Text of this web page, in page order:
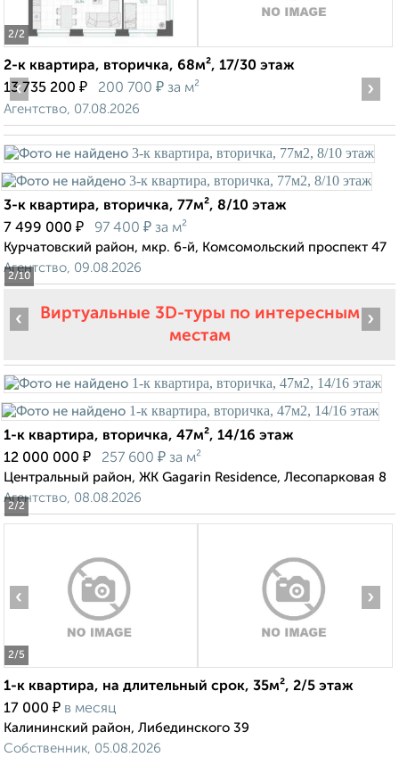
2/2
2-к квартира, вторичка, 68м², 17/30 этаж
13 735 200 ₽ 200 700 ₽ за м²
Агентство, 07.08.2026
2/10
‹ ›
3-к квартира, вторичка, 77м², 8/10 этаж
7 499 000 ₽ 97 400 ₽ за м²
Курчатовский район, мкр. 6-й, Комсомольский проспект 47
Агентство, 09.08.2026
Виртуальные 3D-туры по интересным
местам
2/2
‹ ›
1-к квартира, вторичка, 47м², 14/16 этаж
12 000 000 ₽ 257 600 ₽ за м²
Центральный район, ЖК Gagarin Residence, Лесопарковая 8
Агентство, 08.08.2026
2/5
‹ ›
1-к квартира, на длительный срок, 35м², 2/5 этаж
17 000 ₽ в месяц
Калининский район, Либединского 39
Собственник, 05.08.2026